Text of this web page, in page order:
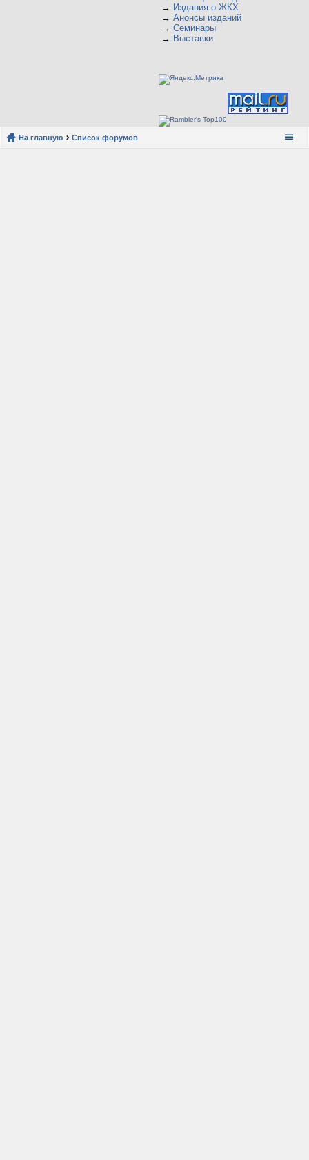
→ Издания о ЖКХ
→ Анонсы изданий
→ Семинары
→ Выставки
На главную Список форумов